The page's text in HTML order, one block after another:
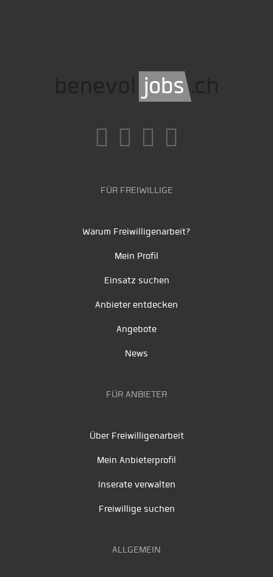
FÜR FREIWILLIGE
Warum Freiwilligenarbeit?
Mein Profil
Einsatz suchen
Anbieter entdecken
Angebote
News
FÜR ANBIETER
Über Freiwilligenarbeit
Mein Anbieterprofil
Inserate verwalten
Freiwillige suchen
ALLGEMEIN